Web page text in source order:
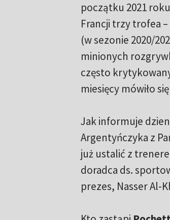
początku 2021
Francji trzy trofea
(w sezonie 2020/
minionych
często
miesięcy mówiło
Jak informuje
Argentyńczyka z
już ustalić z
doradca ds.
prezes, Nasser Al-